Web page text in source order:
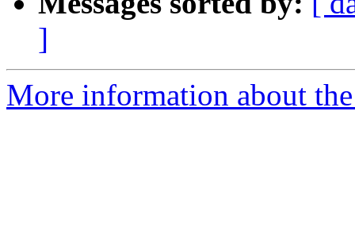
]
More information about